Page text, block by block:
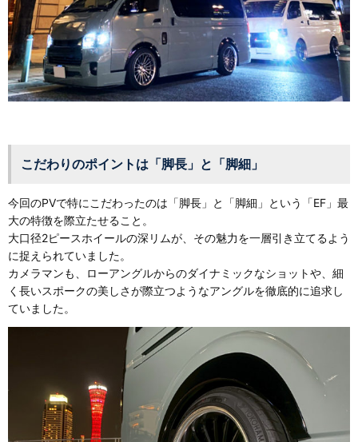
こだわりのポイントは「脚長」と「脚細」
今回のPVで特にこだわったのは「脚長」と「脚細」という「EF」最
大の特徴を際立たせること。
大口径2ピースホイールの深リムが、その魅力を一層引き立てるよう
に捉えられていました。
カメラマンも、ローアングルからのダイナミックなショットや、細
く長いスポークの美しさが際立つようなアングルを徹底的に追求し
ていました。